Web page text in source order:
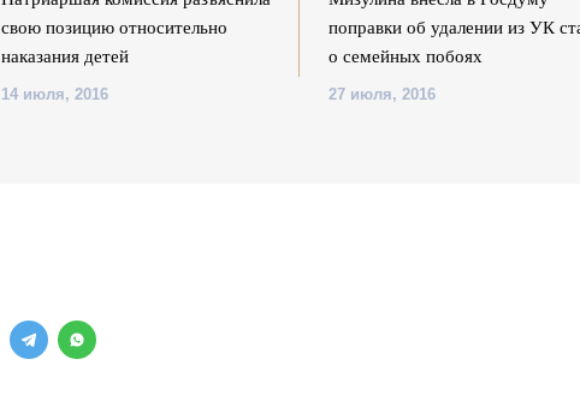
свою позицию относительно
наказания детей
14 июля, 2016
поправки об удалении из УК
о семейных побоях
27 июля, 2016